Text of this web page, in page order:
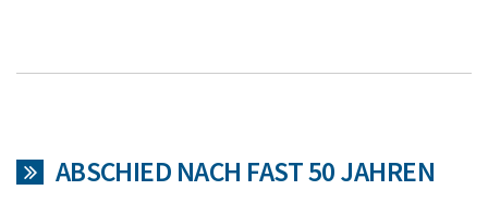
ABSCHIED NACH FAST 50 JAHREN